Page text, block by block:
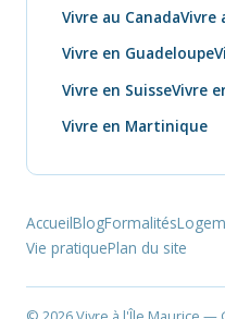
Vivre au CanadaVivre
Vivre en Guadeloupe
Vivre en SuisseVivre
Vivre en Martinique
AccueilBlogFormalités
Vie pratiquePlan du site